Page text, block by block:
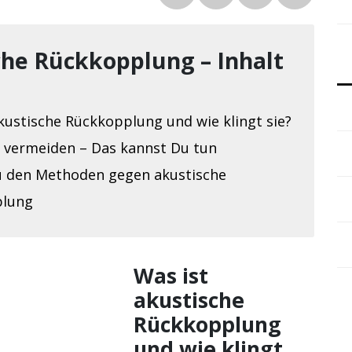
Rückkopplung – Inhalt
Rückkopplung und wie klingt sie?
vermeiden – Das kannst Du tun
den Methoden gegen akustische
Was ist
akustische
Rückkopplung